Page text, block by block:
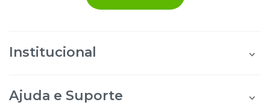
Institucional
Área do Afiliado
Ajuda e Suporte